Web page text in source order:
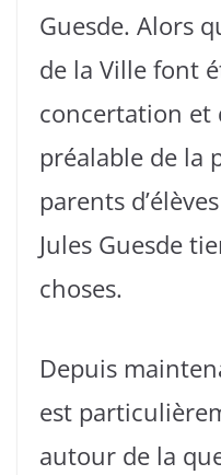
Guesde. Alors
de la Ville font
concertation et
préalable de la
parents
Jules Guesde
choses.
Depuis
est
autour de la